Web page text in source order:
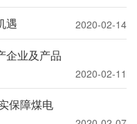
遇 2020-02-14
企业及产品
2020-02-11
保障煤电